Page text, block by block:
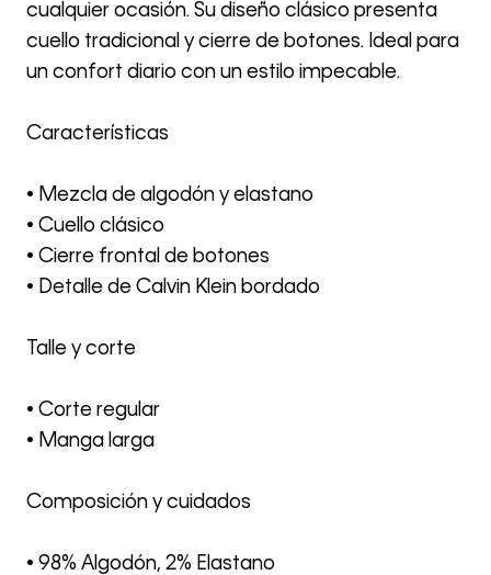
cualquier ocasión. Su diseño clásico presenta
cuello tradicional y cierre de botones. Ideal para
un confort diario con un estilo impecable.
Características
• Mezcla de algodón y elastano
• Cuello clásico
• Cierre frontal de botones
• Detalle de Calvin Klein bordado
Talle y corte
• Corte regular
• Manga larga
Composición y cuidados
• 98% Algodón, 2% Elastano